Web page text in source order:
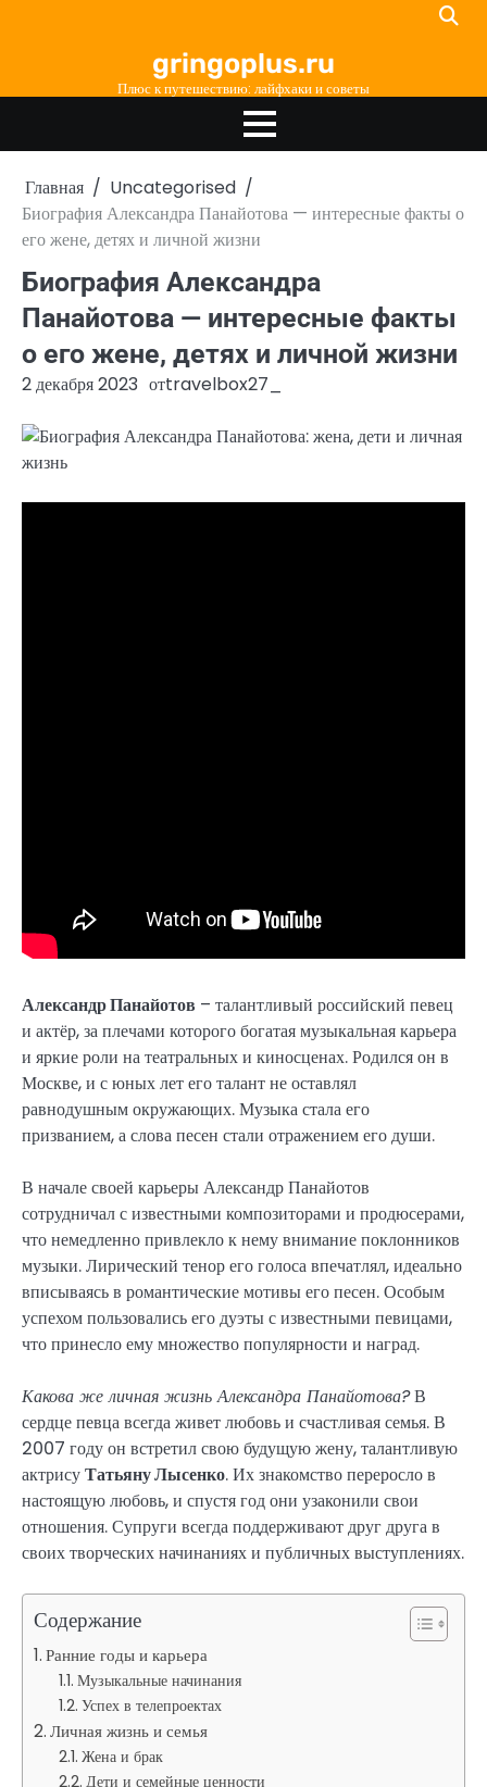
gringoplus.ru
Плюс к путешествию: лайфхаки и советы
Главная
Uncategorised
Биография Александра Панайотова — интересные факты о
его жене, детях и личной жизни
Биография Александра
Панайотова — интересные факты
о его жене, детях и личной жизни
2 декабря 2023 отtravelbox27_
Александр Панайотов – талантливый российский певец
и актёр, за плечами которого богатая музыкальная карьера
и яркие роли на театральных и киносценах. Родился он в
Москве, и с юных лет его талант не оставлял
равнодушным окружающих. Музыка стала его
призванием, а слова песен стали отражением его души.
В начале своей карьеры Александр Панайотов
сотрудничал с известными композиторами и продюсерами,
что немедленно привлекло к нему внимание поклонников
музыки. Лирический тенор его голоса впечатлял, идеально
вписываясь в романтические мотивы его песен. Особым
успехом пользовались его дуэты с известными певицами,
что принесло ему множество популярности и наград.
Какова же личная жизнь Александра Панайотова?В
сердце певца всегда живет любовь и счастливая семья. В
2007 году он встретил свою будущую жену, талантливую
актрисуТатьяну Лысенко. Их знакомство переросло в
настоящую любовь, и спустя год они узаконили свои
отношения. Супруги всегда поддерживают друг друга в
своих творческих начинаниях и публичных выступлениях.
Содержание
Ранние годы и карьера
Музыкальные начинания
Успех в телепроектах
Личная жизнь и семья
Жена и брак
Дети и семейные ценности